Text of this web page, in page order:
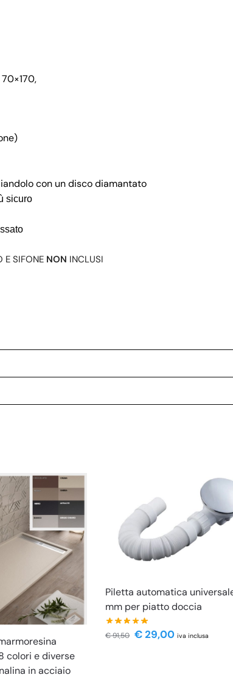
con un disco diamantato
sicuro
SIFONE NON INCLUSI
colori e diverse
in acciaio
Piletta automatica
mm per piatto doccia
€91,50 €29,00 iva inclusa